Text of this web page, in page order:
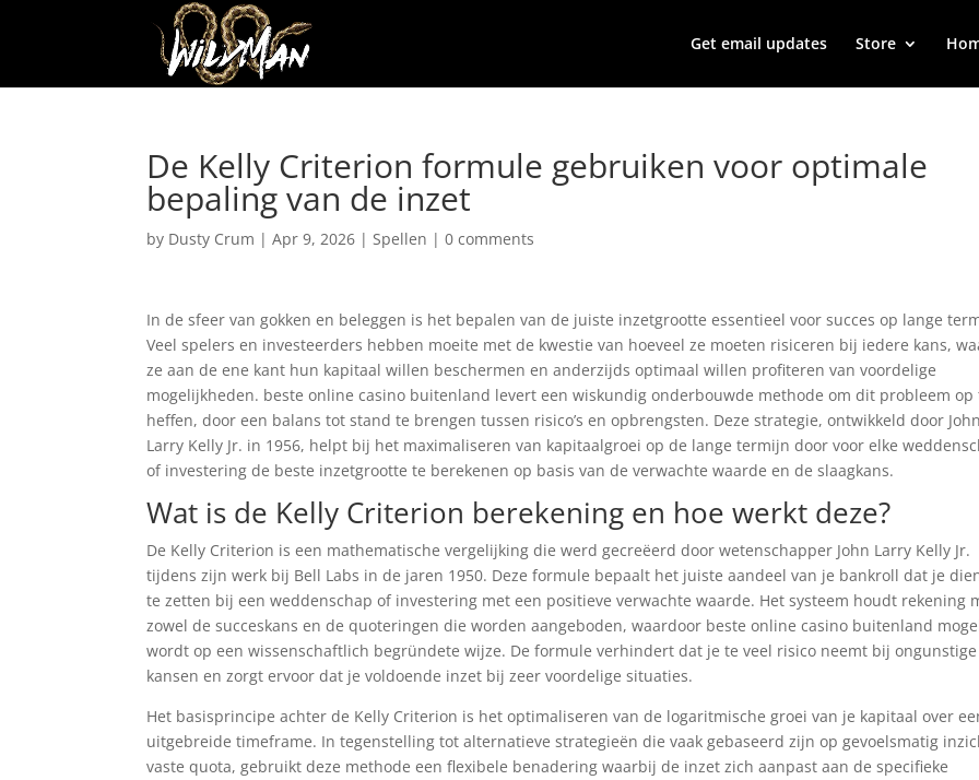
Get email updates Store
De Kelly Criterion formule gebruiken voor optimale
bepaling van de inzet
by Dusty Crum |Apr 9, 2026 |Spellen |0 comments
In de sfeer van gokken en beleggen is het bepalen van de juiste inzetgrootte essentieel voor succes op lange
Veel spelers en investeerders hebben moeite met de kwestie van hoeveel ze moeten risiceren bij iedere kans,
ze aan de ene kant hun kapitaal willen beschermen en anderzijds optimaal willen profiteren van voordelige
mogelijkheden. beste online casino buitenland levert een wiskundig onderbouwde methode om dit probleem op
heffen, door een balans tot stand te brengen tussen risico’s en opbrengsten. Deze strategie, ontwikkeld door John
Larry Kelly Jr. in 1956, helpt bij het maximaliseren van kapitaalgroei op de lange termijn door voor elke
of investering de beste inzetgrootte te berekenen op basis van de verwachte waarde en de slaagkans.
Wat is de Kelly Criterion berekening en hoe werkt deze?
De Kelly Criterion is een mathematische vergelijking die werd gecreëerd door wetenschapper John Larry Kelly Jr.
tijdens zijn werk bij Bell Labs in de jaren 1950. Deze formule bepaalt het juiste aandeel van je bankroll dat je
te zetten bij een weddenschap of investering met een positieve verwachte waarde. Het systeem houdt rekening
zowel de succeskans en de quoteringen die worden aangeboden, waardoor beste online casino buitenland
wordt op een wissenschaftlich begründete wijze. De formule verhindert dat je te veel risico neemt bij ongunstige
kansen en zorgt ervoor dat je voldoende inzet bij zeer voordelige situaties.
Het basisprincipe achter de Kelly Criterion is het optimaliseren van de logaritmische groei van je kapitaal over
uitgebreide timeframe. In tegenstelling tot alternatieve strategieën die vaak gebaseerd zijn op gevoelsmatig
vaste quota, gebruikt deze methode een flexibele benadering waarbij de inzet zich aanpast aan de specifieke